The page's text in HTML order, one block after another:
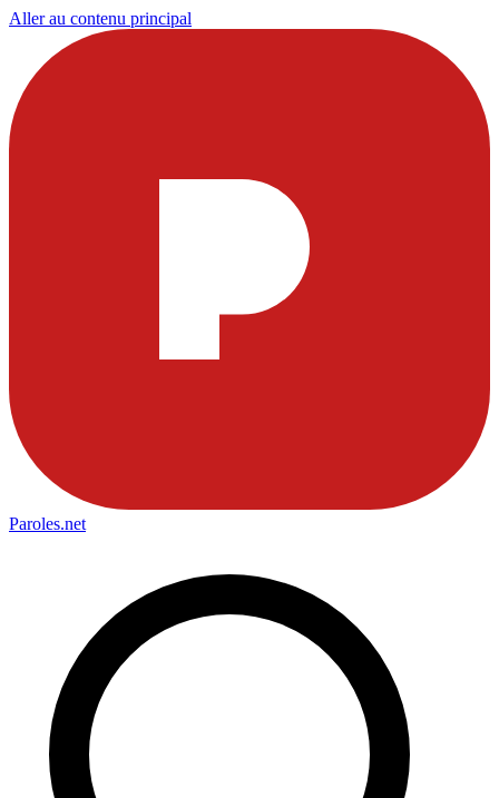
Aller au contenu principal
Paroles.net